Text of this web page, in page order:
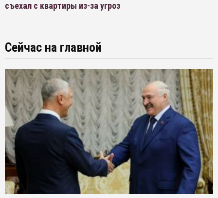
съехал с квартиры из-за угроз
Сейчас на главной